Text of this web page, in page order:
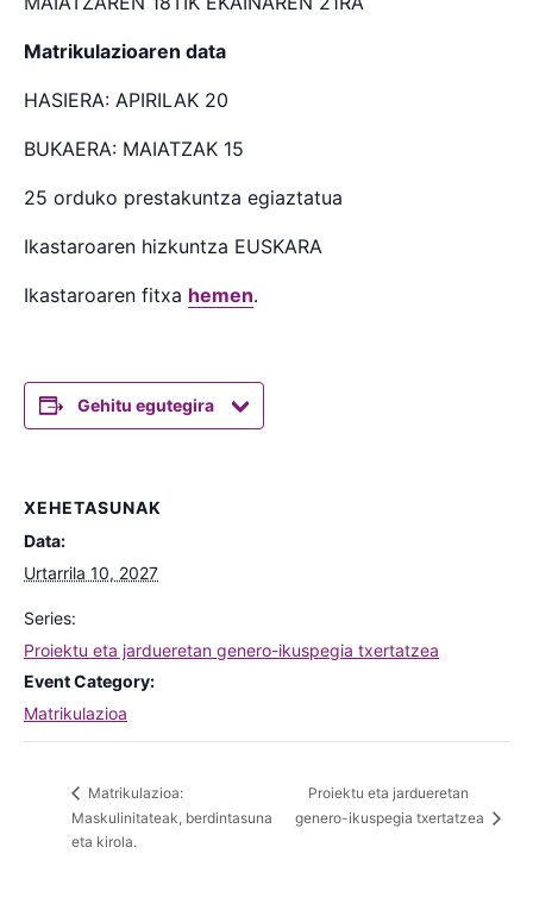
Matrikulazioaren data
HASIERA: APIRILAK 20
BUKAERA: MAIATZAK 15
25 orduko prestakuntza egiaztatua
Ikastaroaren hizkuntza EUSKARA
Ikastaroaren fitxa hemen.
Gehitu egutegira
XEHETASUNAK
Data:
Urtarrila 10, 2027
Series:
Proiektu eta jardueretan genero-ikuspegia txertatzea
Event Category:
Matrikulazioa
Matrikulazioa:
Maskulinitateak, berdintasuna
eta kirola.
Proiektu eta jardueretan
genero-ikuspegia txertatzea